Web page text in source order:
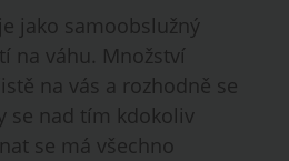
jako samoobslužný
na váhu. Množství
na vás a rozhodně se
se nad tím kdokoliv
se má všechno